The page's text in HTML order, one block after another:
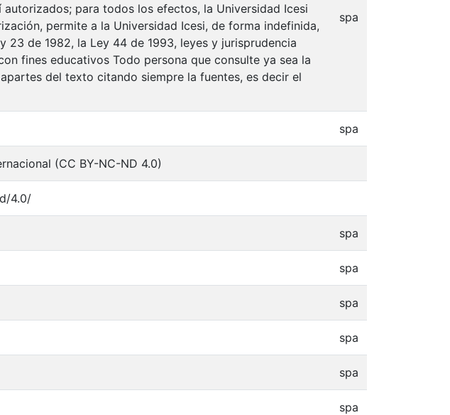
para todos los efectos, la Universidad Icesi
permite a la Universidad Icesi, de forma indefinida,
23 de 1982, la Ley 44 de 1993, leyes y jurisprudencia
fines educativos Todo persona que consulte ya sea la
del texto citando siempre la fuentes, es decir el
spa
spa
(CC BY-NC-ND 4.0)
4.0/
spa
spa
spa
spa
spa
spa